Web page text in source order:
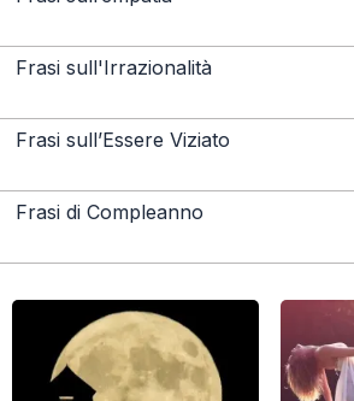
Frasi sull'Irrazionalità
Frasi sull’Essere Viziato
Frasi di Compleanno